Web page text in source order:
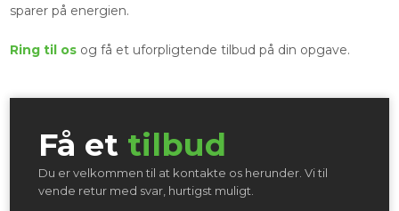
sparer på energien.
Ring til osog få et uforpligtende tilbud på din opgave.
Få et tilbud​
Du er velkommen til at kontakte os herunder. Vi til
vende retur med svar, hurtigst muligt.​​